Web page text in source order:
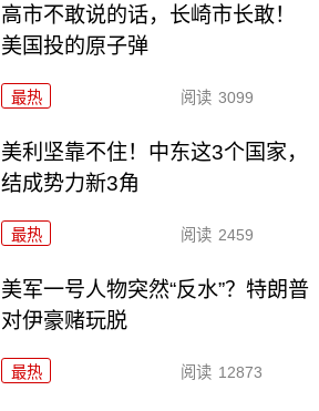
高市不敢说的话，长崎市长敢！
美国投的原子弹
最热 阅读 3099
美利坚靠不住！中东这3个国家，
结成势力新3角
最热 阅读 2459
美军一号人物突然“反水”？特朗普
对伊豪赌玩脱
最热 阅读 12873